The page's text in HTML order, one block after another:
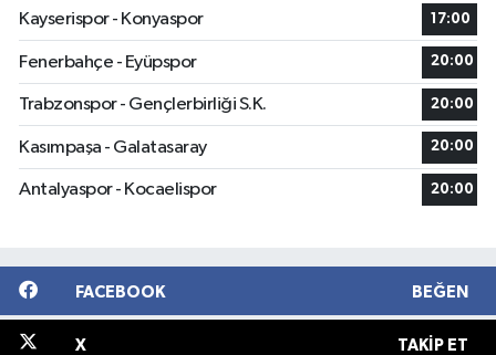
Kayserispor - Konyaspor
17:00
Fenerbahçe - Eyüpspor 20:00
Trabzonspor - Gençlerbirliği S.K. 20:00
Kasımpaşa - Galatasaray 20:00
Antalyaspor - Kocaelispor 20:00
FACEBOOK BEĞEN
X TAKIP ET